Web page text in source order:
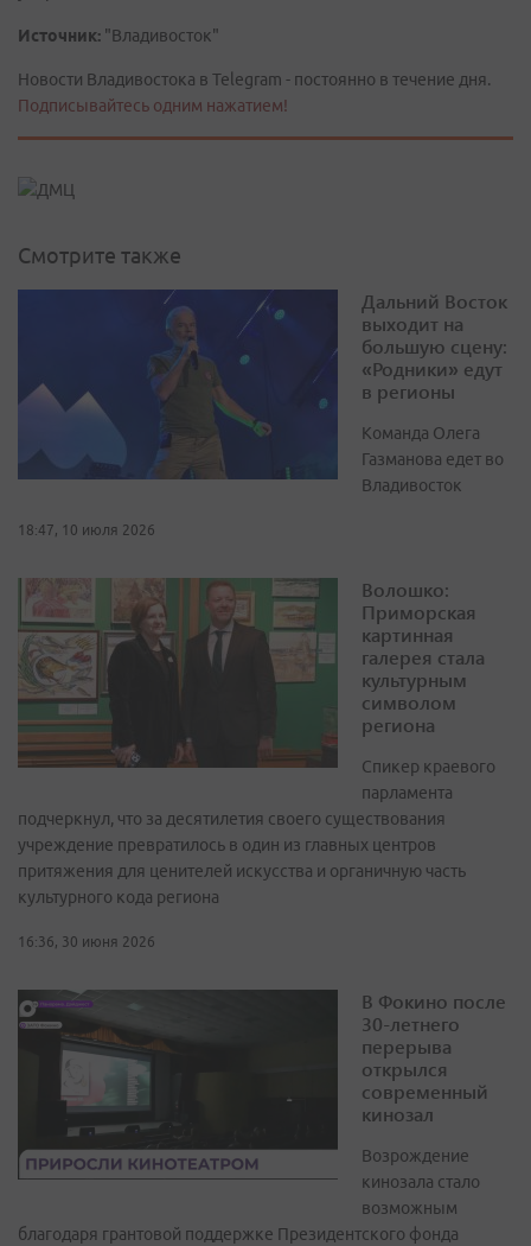
Источник: "Владивосток"
Новости Владивостока в Telegram - постоянно в течение дня.
Подписывайтесь одним нажатием!
Смотрите также
Дальний Восток
выходит на
большую сцену:
«Родники» едут
в регионы
Команда Олега
Газманова едет во
Владивосток
18:47, 10 июля 2026
Волошко:
Приморская
картинная
галерея стала
культурным
символом
региона
Спикер краевого
парламента
подчеркнул, что за десятилетия своего существования
учреждение превратилось в один из главных центров
притяжения для ценителей искусства и органичную часть
культурного кода региона
16:36, 30 июня 2026
В Фокино после
30-летнего
перерыва
открылся
современный
кинозал
Возрождение
кинозала стало
возможным
благодаря грантовой поддержке Президентского фонда